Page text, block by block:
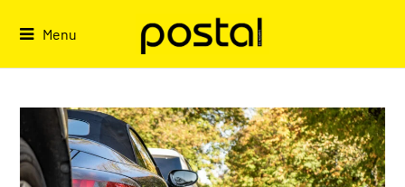
Menu